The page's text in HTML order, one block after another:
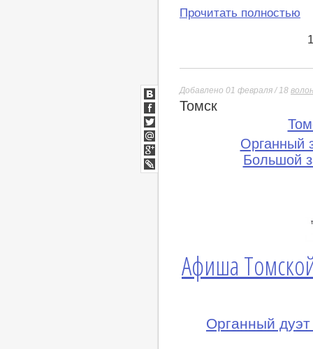
Прочитать полностью
Добавлено 01 февраля / 18
Томск
Органный
Большой
Афиша
Органный
ВКонтакте
Facebook
Twitter
Мой
Мир
Google+
lj